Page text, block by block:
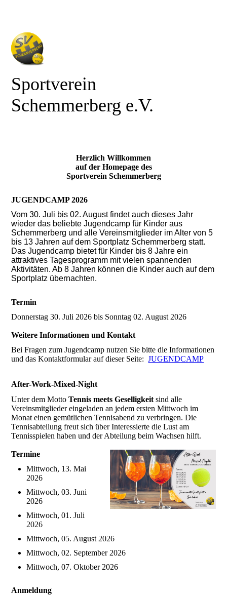
Sportverein
Schemmerberg e.V.
Herzlich Willkommen
auf der Homepage des
Sportverein Schemmerberg
JUGENDCAMP 2026
Vom 30. Juli bis 02. August findet auch dieses Jahr
wieder das beliebte Jugendcamp für Kinder aus
Schemmerberg und alle Vereinsmitglieder im Alter von 5
bis 13 Jahren auf dem Sportplatz Schemmerberg statt.
Das Jugendcamp bietet für Kinder bis 8 Jahre ein
attraktives Tagesprogramm mit vielen spannenden
Aktivitäten. Ab 8 Jahren können die Kinder auch auf dem
Sportplatz übernachten.
Termin
Donnerstag 30. Juli 2026 bis Sonntag 02. August 2026
Weitere Informationen und Kontakt
Bei Fragen zum Jugendcamp nutzen Sie bitte die Informationen
und das Kontaktformular auf dieser Seite:JUGENDCAMP
After-Work-Mixed-Night
Unter dem MottoTennis meets Geselligkeit sind alle
Vereinsmitglieder eingeladen an jedem ersten Mittwoch im
Monat einen gemütlichen Tennisabend zu verbringen. Die
Tennisabteilung freut sich über Interessierte die Lust am
Tennisspielen haben und der Abteilung beim Wachsen hilft.
Termine
Mittwoch, 13. Mai
2026
Mittwoch, 03. Juni
2026
Mittwoch, 01. Juli
2026
Mittwoch, 05. August 2026
Mittwoch, 02. September 2026
Mittwoch, 07. Oktober 2026
Anmeldung